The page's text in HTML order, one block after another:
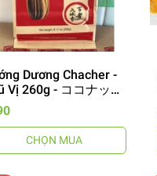
Dương Chacher -
Vị 260g - ココナッツ
CHỌN MUA